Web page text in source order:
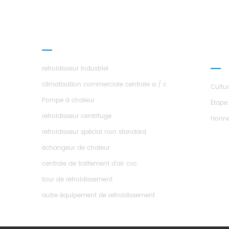
refroidisseur industriel
climatisation commerciale centrale a / c
Pompe à chaleur
refroidisseur centrifuge
refroidisseur spécial non standard
échangeur de chaleur
centrale de traitement d'air cvc
tour de refroidissement
autre équipement de refroidissement